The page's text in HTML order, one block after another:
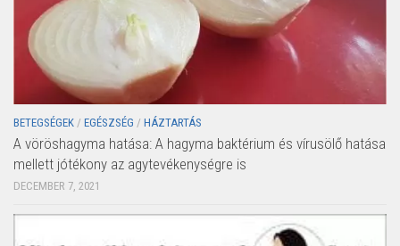
BETEGSÉGEK / EGÉSZSÉG / HÁZTARTÁS
A vöröshagyma hatása: A hagyma baktérium és vírusölő hatása
mellett jótékony az agytevékenységre is
DECEMBER 7, 2021